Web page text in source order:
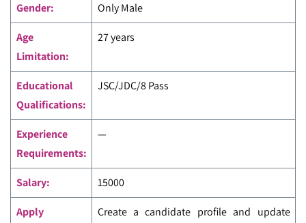
Gender: Only Male
Age
Limitation:
27 years
Educational
Qualifications:
JSC/JDC/8 Pass
Experience
Requirements:
—
Salary: 15000
Apply
Create a candidate profile and update